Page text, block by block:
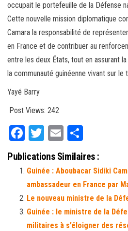
occupait le portefeuille de la Défense
Cette nouvelle mission diplomatique
Camara la responsabilité de
en France et de contribuer au
entre les deux États, tout en assurant
la communauté guinéenne vivant sur le
Yayé Barry
Post Views: 242
Fa
ce
bo
ok
T
tt
er
E
m
ail ag
er
Publications Similaires :
Guinée : Aboubacar Sidiki
ambassadeur en France par
Le nouveau ministre de la
Guinée : le ministre de la
militaires à s’éloigner des